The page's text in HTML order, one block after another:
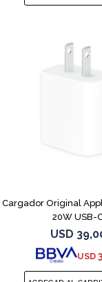
Cargador Original
20W USB-
USD
USD